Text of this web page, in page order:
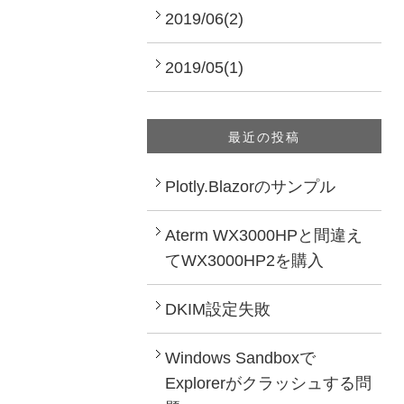
2019/06(2)
2019/05(1)
最近の投稿
Plotly.Blazorのサンプル
Aterm WX3000HPと間違え
てWX3000HP2を購入
DKIM設定失敗
Windows Sandboxで
Explorerがクラッシュする問